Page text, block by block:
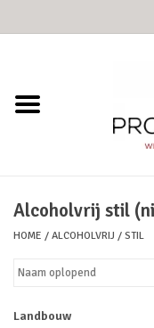
Cider
Alcoholvrij stil
HOME / ALCOHOLVRIJ / STIL
Landbouw